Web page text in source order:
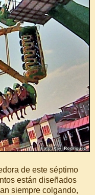
de este séptimo
están diseñados
siempre colgando,